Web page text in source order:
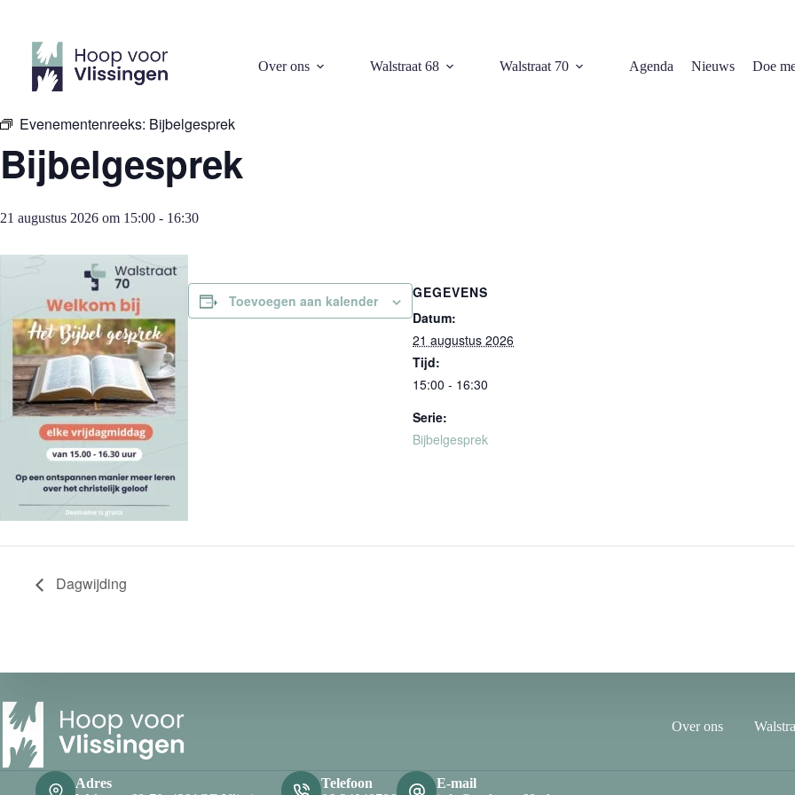
inhoud
Over ons Walstraat 68 Walstraat 70 Agenda Nieuws Doe
« Alle Evenementen
Evenementenreeks: Bijbelgesprek
Bijbelgesprek
21 augustus 2026 om 15:00 - 16:30
Toevoegen aan kalender
GEGEVENS
Datum:
21 augustus 2026
Tijd:
15:00 - 16:30
Serie:
Bijbelgesprek
Dagwijding
Over ons
Adres
Telefoon
E-mail